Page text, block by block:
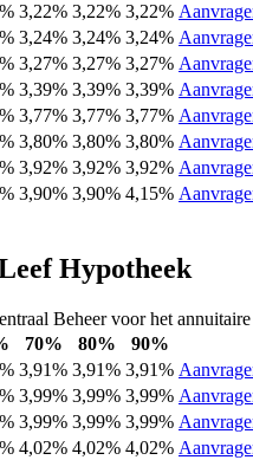
3,22% 3,22% 3,22%
3,24% 3,24% 3,24%
3,27% 3,27% 3,27%
3,39% 3,39% 3,39%
3,77% 3,77% 3,77%
3,80% 3,80% 3,80%
3,92% 3,92% 3,92%
3,90% 3,90% 4,15%
Hypotheek
Beheer voor het
70% 80%
90%
3,91% 3,91% 3,91%
3,99% 3,99% 3,99%
3,99% 3,99% 3,99%
4,02% 4,02% 4,02%